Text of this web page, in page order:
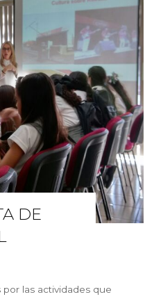
DE
las actividades que